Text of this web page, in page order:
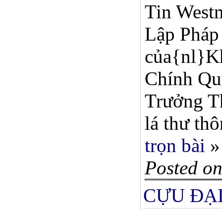
Tin
Lập
Chính
Trưởng
lá thư
trọn bài »
Posted
CỰU